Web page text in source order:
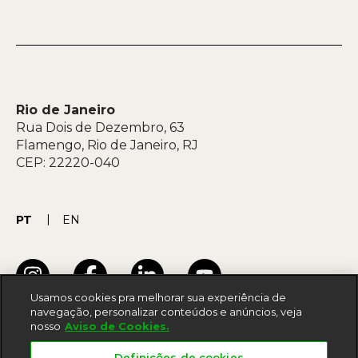
Rio de Janeiro
Rua Dois de Dezembro, 63
Flamengo, Rio de Janeiro, RJ
CEP: 22220-040
PT EN
Usamos cookies pra melhorar sua experiência de
navegação, personalizar conteúdos e anúncios, veja
nosso Aviso de Cookies.